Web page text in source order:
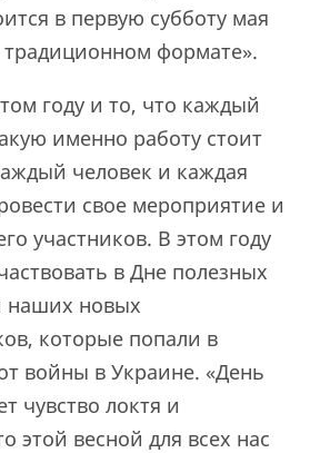
в первую субботу мая
традиционном формате».
году и то, что каждый
именно работу стоит
человек и каждая
свое мероприятие и
участников. В этом году
в Дне полезных
наших новых
которые попали в
войны в Украине. «День
чувство локтя и
этой весной для всех нас